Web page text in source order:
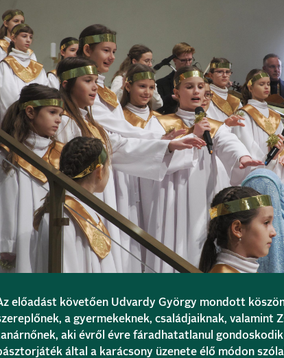
előadást követően Udvardy György mondott
a gyermekeknek, családjaiknak, valamint
aki évről évre fáradhatatlanul
által a karácsony üzenete élő módon